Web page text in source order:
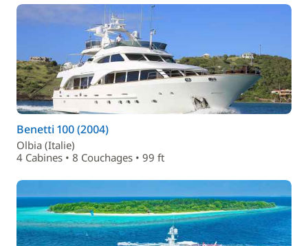
Benetti 100 (2004)
Olbia (Italie)
4 Cabines • 8 Couchages • 99 ft